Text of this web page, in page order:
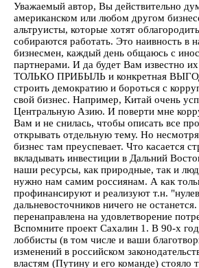
Уважаемый автор, Вы действительно
американском или любом другом
альтруисты, которые хотят
собираются работать. Это наивность в
бизнесмен, каждый день общаюсь с
партнерами. И да будет Вам известно
ТОЛЬКО ПРИБЫЛЬ и конкретная
строить демократию и бороться с
свой бизнес. Например, Китай очень
Центральную Азию. И поверти мне
Вам и не снилась, чтобы описать все
открывать отдельную тему. Но
бизнес там преуспевает. Что касается
вкладывать инвестиции в Дальний
наши ресурсы, как природные, так и
нужно нам самим россиянам. А как
профинансируют и реализуют т.н.
дальневосточников ничего не
перенаправлена на удовлетворение
Вспомните проект Сахалин 1. В 90-х
лоббисты (в том числе и ваши
изменений в российском
властям (Путину и его команде) стояло